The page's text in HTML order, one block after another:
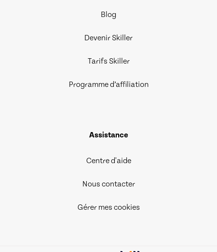
Blog
Devenir Skiller
Tarifs Skiller
Programme d’affiliation
Assistance
Centre d'aide
Nous contacter
Gérer mes cookies